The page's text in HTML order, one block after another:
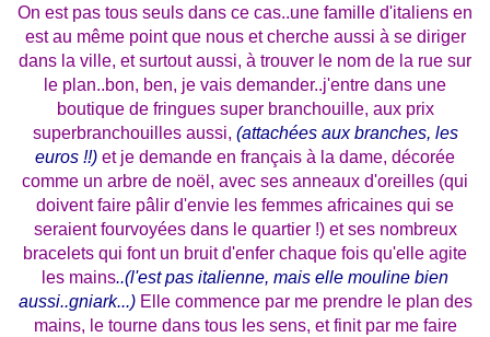
On est pas tous seuls dans ce cas..une famille d'italiens en
est au même point que nous et cherche aussi à se diriger
dans la ville, et surtout aussi, à trouver le nom de la rue sur
le plan..bon, ben, je vais demander..j'entre dans une
boutique de fringues super branchouille, aux prix
superbranchouilles aussi, (attachées aux branches, les
euros !!) et je demande en français à la dame, décorée
comme un arbre de noël, avec ses anneaux d'oreilles (qui
doivent faire pâlir d'envie les femmes africaines qui se
seraient fourvoyées dans le quartier !) et ses nombreux
bracelets qui font un bruit d'enfer chaque fois qu'elle agite
les mains..(l'est pas italienne, mais elle mouline bien
aussi..gniark...)Elle commence par me prendre le plan des
mains, le tourne dans tous les sens, et finit par me faire